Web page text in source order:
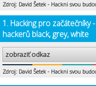
Zdroj: David Šetek - Hackni svou
1. Hacking pro
hackerů black, grey, white
zobraziť odkaz
Zdroj: David Šetek - Hackni svou